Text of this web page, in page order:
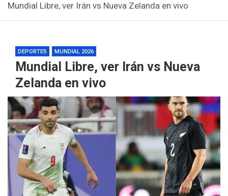
Mundial Libre, ver Irán vs Nueva Zelanda en vivo
DEPORTES MUNDIAL 2026
Mundial Libre, ver Irán vs Nueva
Zelanda en vivo